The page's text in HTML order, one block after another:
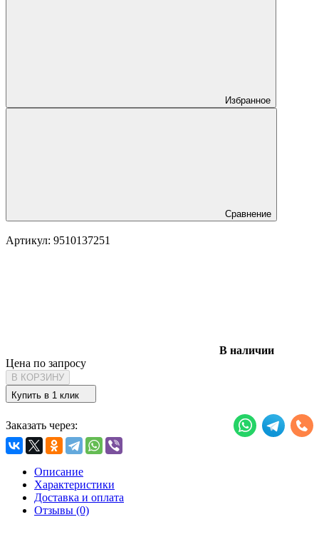
Избранное
Сравнение
Артикул: 9510137251
В наличии
Цена по запросу
В КОРЗИНУ
Купить в 1 клик
Заказать через:
Описание
Характеристики
Доставка и оплата
Отзывы (0)